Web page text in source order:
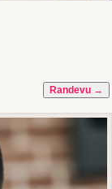
Randevu →